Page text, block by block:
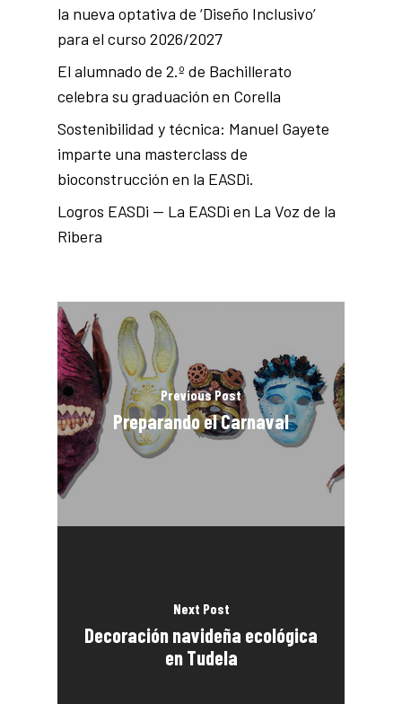
la nueva optativa de ‘Diseño Inclusivo’
para el curso 2026/2027
El alumnado de 2.º de Bachillerato
celebra su graduación en Corella
Sostenibilidad y técnica: Manuel Gayete
imparte una masterclass de
bioconstrucción en la EASDi.
Logros EASDi — La EASDi en La Voz de la
Ribera
Previous Post
Preparando el Carnaval
Next Post
Decoración navideña ecológica
en Tudela